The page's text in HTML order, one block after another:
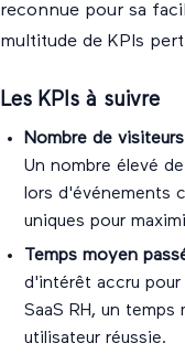
reconnue pour sa
multitude de KPIs
Les KPIs à suivre
Nombre de
Un nombre élevé
lors d'événements
uniques pour
Temps moyen
d'intérêt accru pour
SaaS RH, un
utilisateur réussie.